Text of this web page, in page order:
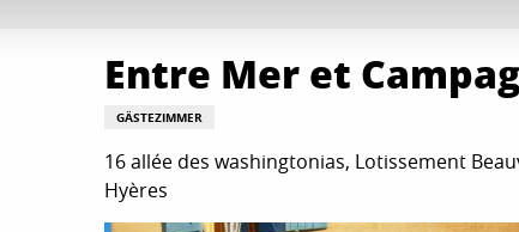
Entre Mer et
GÄSTEZIMMER
16 allée des washingtonias, Lotissement
Hyères